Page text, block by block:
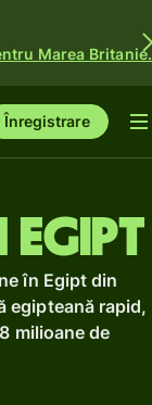
Marea Britanie.
Înregistrare
Egipt
în Egipt din
egipteană rapid,
milioane de